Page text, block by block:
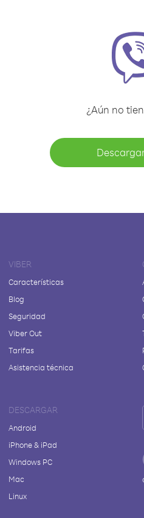
¿Aún no
VIBER
Características
Blog
Seguridad
Viber Out
Tarifas
Asistencia técnica
DESCARGAR
Android
iPhone & iPad
Windows PC
Mac
Linux